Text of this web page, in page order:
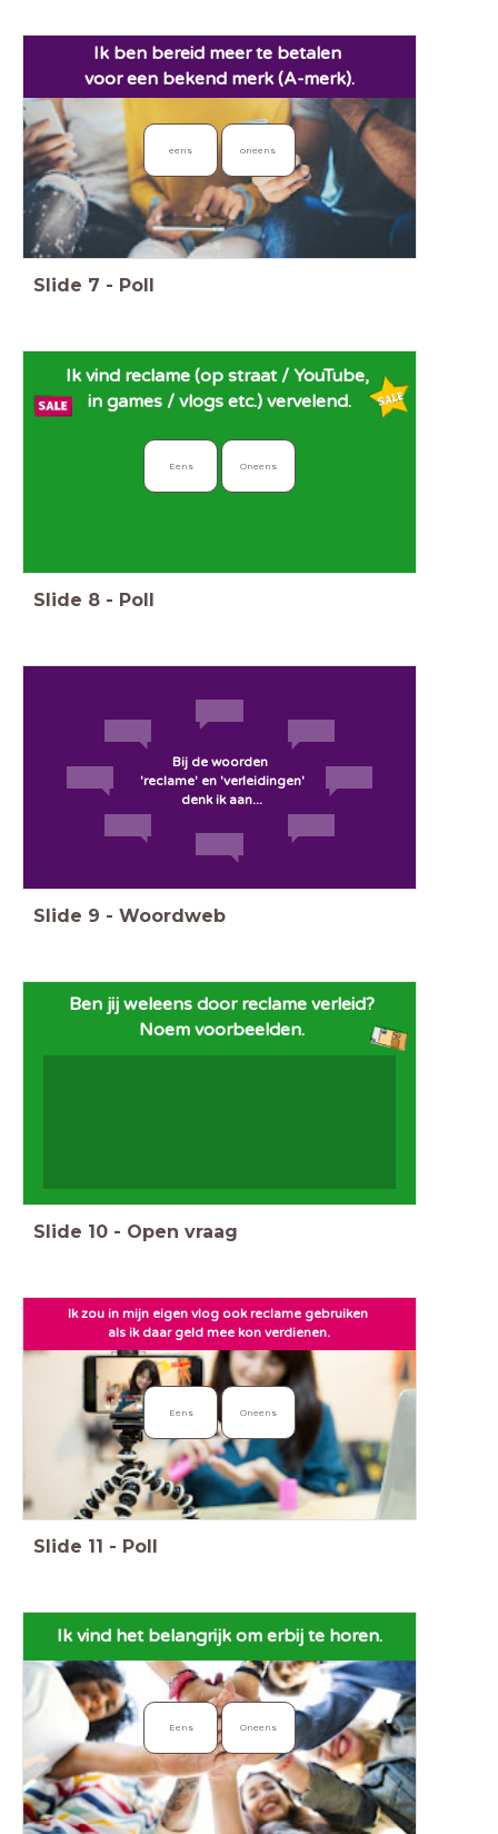
Ik ben bereid meer te betalen
vooreen bekend merk (A-merk).
eens oneens
Slide 7 - Poll
Ik vind reclame (op straat / YouTube,
in games / vlogs etc.) vervelend.
Eens Oneens
Slide 8 - Poll
Bij de woorden
'reclame' en 'verleidingen'
denk ik aan...
Slide 9 - Woordweb
Ben jij weleens door reclame verleid?
Noem voorbeelden.
Slide 10 - Open vraag
Ik zou in mijn eigen vlog ook reclame gebruiken
als ik daar geld mee kon verdienen.
Eens Oneens
Slide 11 - Poll
Ik vind het belangrijk om erbij te horen.
Eens Oneens